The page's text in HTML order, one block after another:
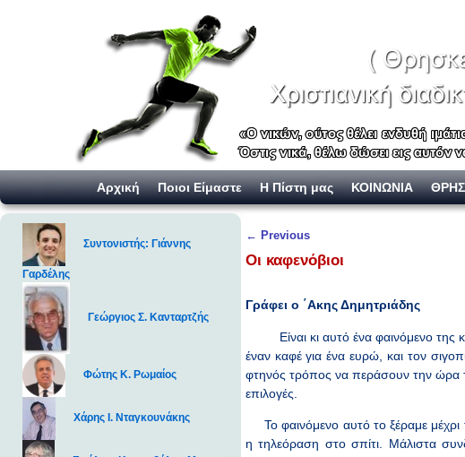
Skip to primary content
Skip to secondary content
Αρχική Ποιοι Είμαστε Η Πίστη μας ΚΟΙΝΩΝΙΑ
Συντονιστής: Γιάννης
Γαρδέλης
Γεώργιος Σ. Κανταρτζής
Φώτης Κ. Ρωμαίος
Χάρης Ι. Νταγκουνάκης
Post navigation
← Previous
Οι καφενόβιοι
Γράφει ο ΄Ακης Δημητριάδης
Είναι κι αυτό ένα φαινόμενο
έναν καφέ για ένα ευρώ, και τον
φτηνός τρόπος να περάσουν την ώρα
επιλογές.
Το φαινόμενο αυτό το ξέραμε μέχρι
η τηλεόραση στο σπίτι. Μάλιστα